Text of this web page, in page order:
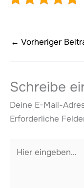
← Vorheriger
Schreibe
Deine E-Mail-
Erforderliche
eingeben…